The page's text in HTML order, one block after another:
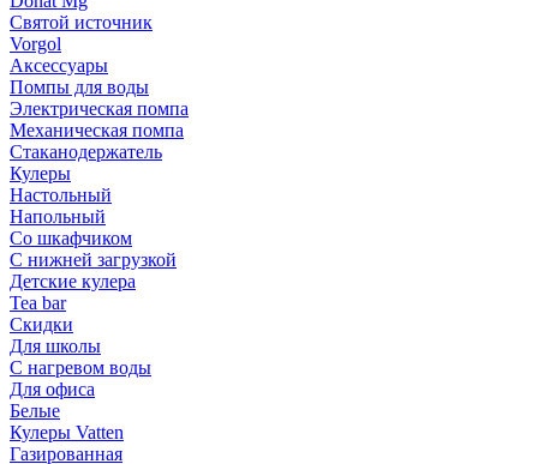
Святой источник
Vorgol
Аксессуары
Помпы для воды
Электрическая помпа
Механическая помпа
Стаканодержатель
Кулеры
Настольный
Напольный
Со шкафчиком
С нижней загрузкой
Детские кулера
Tea bar
Скидки
Для школы
С нагревом воды
Для офиса
Белые
Кулеры Vatten
Газированная